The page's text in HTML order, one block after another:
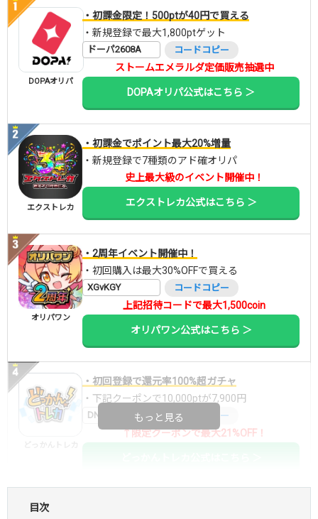
DOPAオリパ
・初課金限定！500ptが40円で買える
・新規登録で最大1,800ptゲット
ドーパ2608A コードコピー
ストームエメラルダ定価販売抽選中
DOPAオリパ公式はこちら ＞
エクストレカ
・初課金でポイント最大20%増量
・新規登録で7種類のアド確オリパ
史上最大級のイベント開催中！
エクストレカ公式はこちら ＞
オリパワン
・2周年イベント開催中！
・初回購入は最大30%OFFで買える
XGvKGY コードコピー
上記招待コードで最大1,500coin
オリパワン公式はこちら ＞
・初回登録で還元率100%超ガチャ
・下記クーポンで10,000ptが7,900円
DNGBIF4X コードコピー
↑限定クーポンで最大21%OFF！
もっと見る
目次